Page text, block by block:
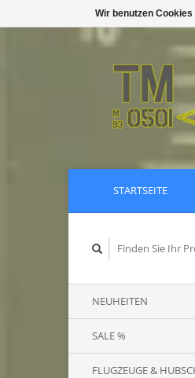
STARTSEITE
NEUHEITEN
SALE %
FLUGZEUGE &
Wir benutzen